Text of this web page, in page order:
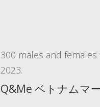
300 males and
2023.
Q&Me ベトナムマ